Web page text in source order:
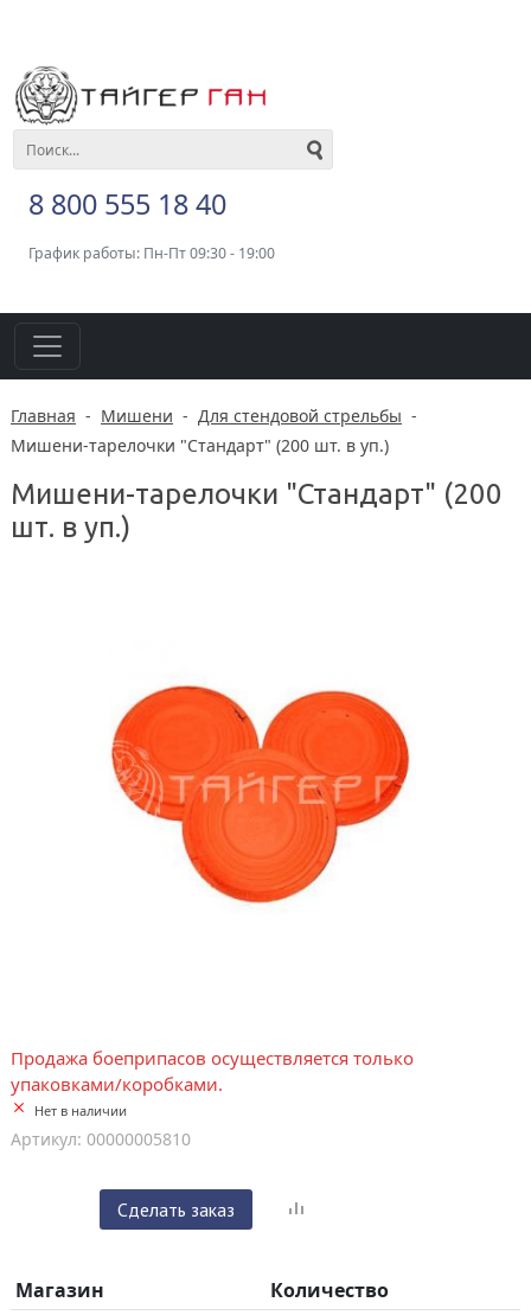
8 800 555 18 40
График работы: Пн-Пт 09:30 - 19:00
Главная - Мишени - Для стендовой стрельбы -
Мишени-тарелочки "Стандарт" (200 шт. в уп.)
Мишени-тарелочки "Стандарт" (200
шт. в уп.)
Продажа боеприпасов осуществляется только
упаковками/коробками.
Нет в наличии
Артикул: 00000005810
Сделать заказ
Магазин
Количество